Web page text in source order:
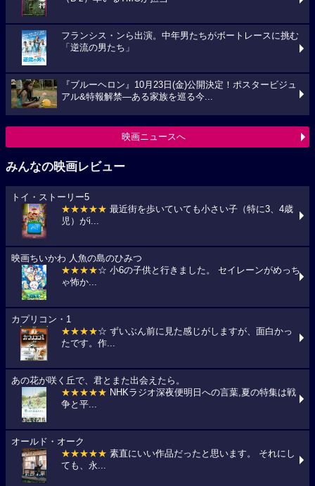
フランシス・ンら出演。中年男たちがボートレースに挑む
「逆流の男たち」
『ブルーヘロン』10月23日(金)公開決定！ポスタービジュ
アル&特報解禁―ある家族を巡る今...
映画ニュースへ
みんなの映画レビュー
トイ・ストーリー5
★★★★★ 最近街を歩いていても小さい子（特に3、4歳
児）がi...
映画ちいかわ 人魚の島のひみつ
★★★★☆ 小6の子供と行きました。 セイレーンがめっち
ゃ怖か...
カプリコン・1
★★★★☆ ずいぶん前に見た感じがしますが、面白かっ
たです。作...
あの花が咲く丘で、君とまた出会えたら。
★★★★★ NHKラジオ深夜便明日への言葉,夏の特集は戦
争と平...
オールド・オーク
★★★★★ 素直にいい作品だったと思います。 それにし
ても、永...